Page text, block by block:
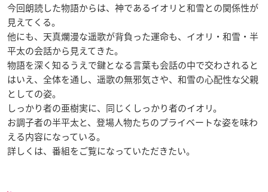
今回朗読した物語からは、神であるイオリと和雪との関係性が
見えてくる。
他にも、天真爛漫な遥歌が背負った運命も、イオリ・和雪・半
平太の会話から見えてきた。
物語を深く知るうえで鍵となる言葉も会話の中で交わされると
はいえ、全体を通し、遥歌の無邪気さや、和雪の心配性な父親
としての姿。
しっかり者の亜樹実に、同じくしっかり者のイオリ。
お調子者の半平太と、登場人物たちのプライベートな姿を味わ
える内容になっている。
詳しくは、番組をご覧になっていただきたい。